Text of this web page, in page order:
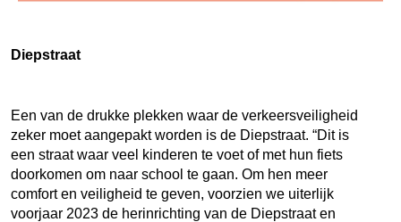
Diepstraat
Een van de drukke plekken waar de verkeersveiligheid
zeker moet aangepakt worden is de Diepstraat. “Dit is
een straat waar veel kinderen te voet of met hun fiets
doorkomen om naar school te gaan. Om hen meer
comfort en veiligheid te geven, voorzien we uiterlijk
voorjaar 2023 de herinrichting van de Diepstraat en